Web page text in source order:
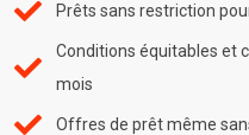
Prêts sans restriction
Conditions équitables et
mois
Offres de prêt même